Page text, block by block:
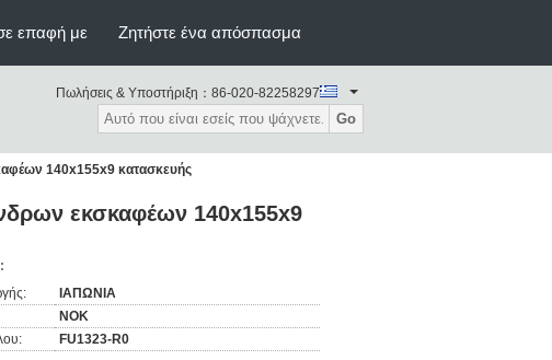
επαφή με Ζητήστε ένα απόσπασμα
Πωλήσεις & Υποστήριξη： 86-020-82258297
Go
140x155x9 κατασκευής
εκσκαφέων 140x155x9
ΙΑΠΩΝΙΑ
NOK
FU1323-R0